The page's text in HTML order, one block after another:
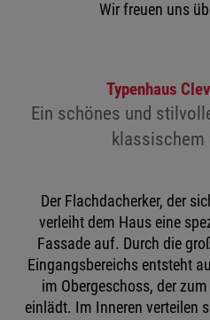
Wir freuen uns
Typenhaus
Ein schönes und
klassischem
Der Flachdacherker, der
verleiht dem Haus eine
Fassade auf. Durch die
Eingangsbereichs entsteht
im Obergeschoss, der
einlädt. Im Inneren verteilen